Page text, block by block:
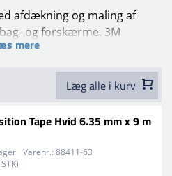
afdækning og maling af
og forskærme. 3M
nem at sætte på og
til afdækning,
omgivelserne omkring det
og til at skabe en glat
mere
Læg alle i kurv
Tape Hvid 6.35 mm x 9 m
Varenr.: 88411-63